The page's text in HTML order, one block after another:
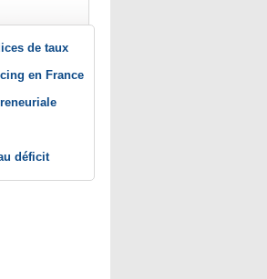
de taux
en France
déficit